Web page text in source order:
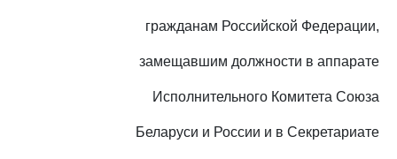
гражданам Российской Федерации,
замещавшим должности в аппарате
Исполнительного Комитета Союза
Беларуси и России и в Секретариате